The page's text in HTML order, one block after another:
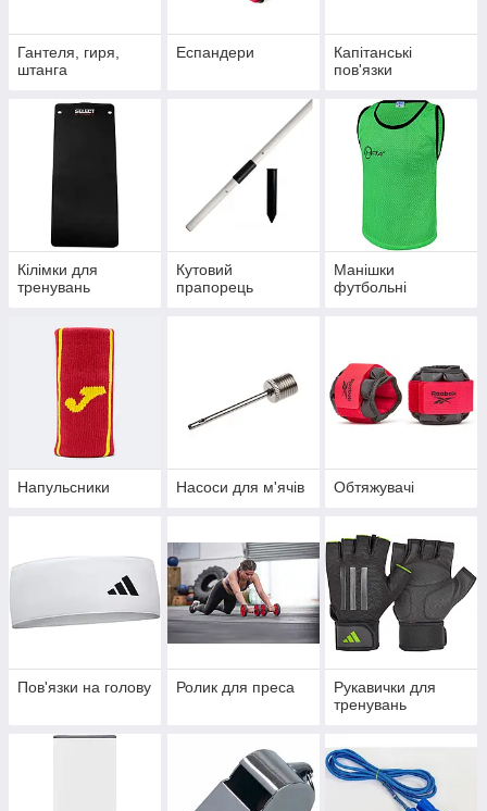
Гантеля, гиря,
штанга
Еспандери
Капітанські
пов'язки
Кілімки для
тренувань
Кутовий
прапорець
Манішки
футбольні
Напульсники Насоси для м'ячів Обтяжувачі
Пов'язки на голову Ролик для преса
Рукавички для
тренувань